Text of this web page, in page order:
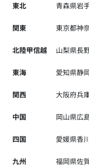
東北 青森県岩
関東 東京都神
北陸甲信越 山梨県長
東海 愛知県静
関西 大阪府兵
中国 岡山県広
四国 愛媛県香
九州 福岡県佐